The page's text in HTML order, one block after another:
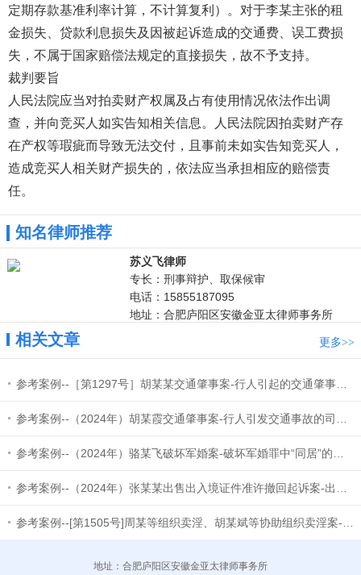
定期存款基准利率计算，不计算复利）。对于李某主张的租
金损失、贷款利息损失及因被起诉造成的交通费、误工费损
失，不属于国家赔偿法规定的直接损失，故不予支持。
裁判要旨
人民法院应当对拍卖财产权属及占有使用情况依法作出调
查，并向竞买人如实告知相关信息。人民法院因拍卖财产存
在产权等瑕疵而导致无法交付，且事前未如实告知竞买人，
造成竞买人相关财产损失的，依法应当承担相应的赔偿责
任。
知名律师推荐
苏义飞律师
专长：刑事辩护、取保候审
电话：15855187095
地址：合肥庐阳区安徽金亚太律师事务所
相关文章 更多>>
地址：合肥庐阳区安徽金亚太律师事务所